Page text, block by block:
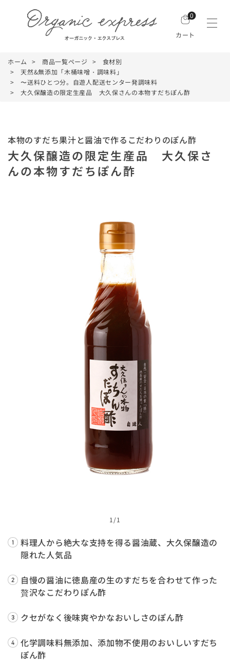
0
カート
ホーム 商品一覧ページ
食材別
天然&無添加「木桶味噌・調味料」
〜送料ひとつ分。自遊人配送センター発調味料
大久保醸造の限定生産品 大久保さんの本物すだちぽん酢
本物のすだち果汁と醤油で作るこだわりのぽん酢
大久保醸造の限定生産品 大久保さ
んの本物すだちぽん酢
1 /1
料理人から絶大な支持を得る醤油蔵、大久保醸造の
隠れた人気品
自慢の醤油に徳島産の生のすだちを合わせて作った
贅沢なこだわりぽん酢
クセがなく後味爽やかなおいしさのぽん酢
化学調味料無添加、添加物不使用のおいしいすだち
ぽん酢